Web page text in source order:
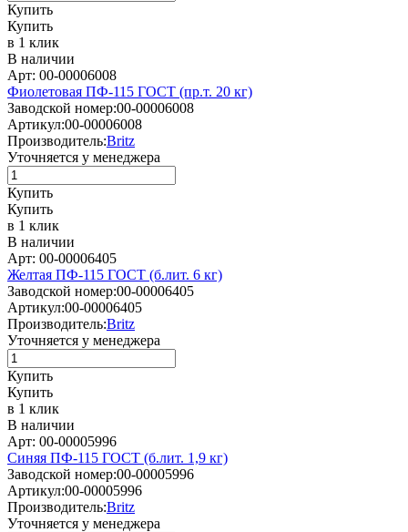
Купить
Купить
в 1 клик
В наличии
Арт: 00-00006008
Фиолетовая ПФ-115 ГОСТ (пр.т. 20 кг)
Заводской номер:00-00006008
Артикул:00-00006008
Производитель:Britz
Уточняется у менеджера
Купить
Купить
в 1 клик
В наличии
Арт: 00-00006405
Желтая ПФ-115 ГОСТ (б.лит. 6 кг)
Заводской номер:00-00006405
Артикул:00-00006405
Производитель:Britz
Уточняется у менеджера
Купить
Купить
в 1 клик
В наличии
Арт: 00-00005996
Синяя ПФ-115 ГОСТ (б.лит. 1,9 кг)
Заводской номер:00-00005996
Артикул:00-00005996
Производитель:Britz
Уточняется у менеджера